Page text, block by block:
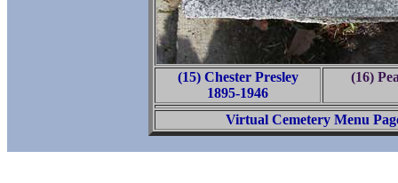
(15) Chester Presley
1895-1946
(16)
Virtual Cemetery Menu